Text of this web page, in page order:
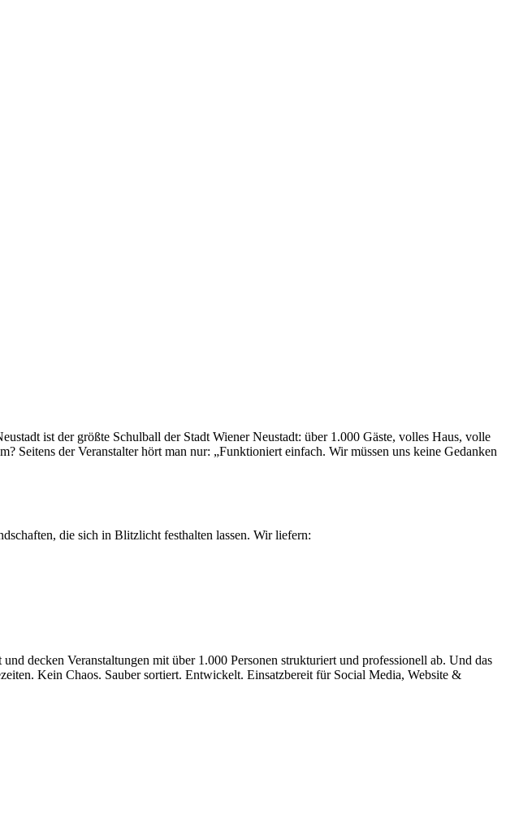
ist der größte Schulball der Stadt Wiener Neustadt: über 1.000 Gäste, volles Haus, volle
der Veranstalter hört man nur: „Funktioniert einfach. Wir müssen uns keine Gedanken
die sich in Blitzlicht festhalten lassen. Wir liefern:
decken Veranstaltungen mit über 1.000 Personen strukturiert und professionell ab. Und das
Kein Chaos. Sauber sortiert. Entwickelt. Einsatzbereit für Social Media, Website &